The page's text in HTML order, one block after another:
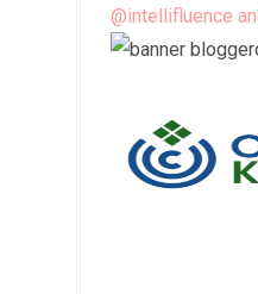
@intellifluence